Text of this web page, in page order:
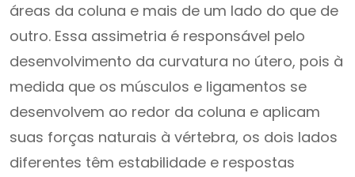
áreas da coluna e mais de um lado do que de
outro. Essa assimetria é responsável pelo
desenvolvimento da curvatura no útero, pois à
medida que os músculos e ligamentos se
desenvolvem ao redor da coluna e aplicam
suas forças naturais à vértebra, os dois lados
diferentes têm estabilidade e respostas